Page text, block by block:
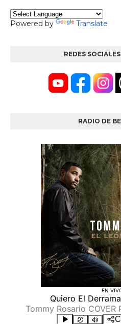
Powered by Translate
REDES
RADIO DE